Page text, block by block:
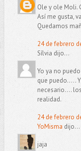
Ole y ole Moli.
Así me gusta,
Quedamos
24 de febrero
Sílvia dijo...
Yo ya no
que puedo.....
necesario....
realidad.
24 de febrero
YoMisma dijo...
jaja